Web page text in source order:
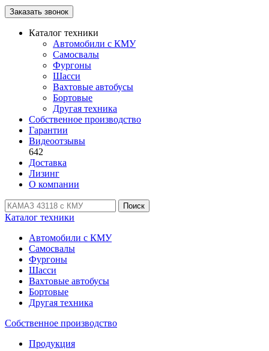
Заказать звонок
Каталог техники
Автомобили с КМУ
Самосвалы
Фургоны
Шасси
Вахтовые автобусы
Бортовые
Другая техника
Собственное производство
Гарантии
Видеоотзывы
642
Доставка
Лизинг
О компании
Поиск
Каталог техники
Автомобили с КМУ
Самосвалы
Фургоны
Шасси
Вахтовые автобусы
Бортовые
Другая техника
Собственное производство
Продукция